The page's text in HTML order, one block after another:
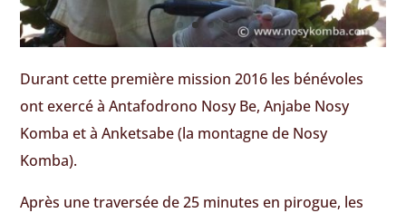
Durant cette première mission 2016 les bénévoles
ont exercé à Antafodrono Nosy Be, Anjabe Nosy
Komba et à Anketsabe (la montagne de Nosy
Komba).
Après une traversée de 25 minutes en pirogue, les